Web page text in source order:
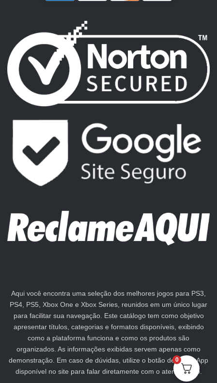
Aqui você encontra uma seleção dos melhores jogos para PS3,
PS4, PS5, Xbox One e Xbox Series, reunidos em um único lugar
para facilitar sua navegação. Este catálogo tem como objetivo
apresentar títulos, categorias e formatos disponíveis, exibindo
como a plataforma funciona e como os produtos são
organizados. As informações exibidas servem apenas como
demonstração. Em caso de dúvidas, utilize o botão de WhatsApp
disponível no site para falar diretamente com o atendimento.
0